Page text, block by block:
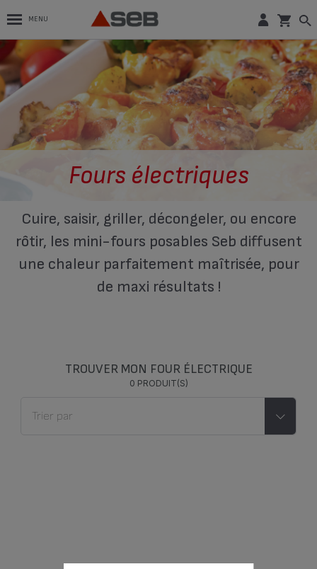
MENU
Fours électriques
Cuire, saisir, griller, décongeler, ou encore
rôtir, les mini-fours posables Seb diffusent
une chaleur parfaitement maîtrisée, pour
de maxi résultats !
TROUVER MON FOUR ÉLECTRIQUE
0 PRODUIT(S)